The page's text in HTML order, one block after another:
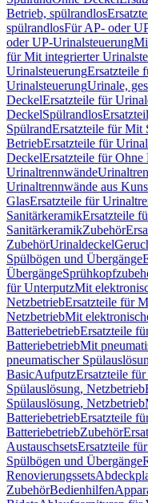
Betrieb, spülrandlos
spülrandlosFür AP- oder
oder UP-Urinalsteuerung
für Mit integrierter
UrinalsteuerungErsatzteile
UrinalsteuerungUrinale,
DeckelErsatzteile für
DeckelSpülrandlos
SpülrandErsatzteile für Mit
BetriebErsatzteile für
DeckelErsatzteile für Ohne
Urinaltrennwände
Urinaltrennwände aus
GlasErsatzteile für
SanitärkeramikErsatzteile
SanitärkeramikZubehör
ZubehörUrinaldeckel
Spülbögen und Übergänge
Übergänge
für UnterputzMit
NetzbetriebErsatzteile für
NetzbetriebMit
BatteriebetriebErsatzteile
BatteriebetriebMit
pneumatischer
BasicAufputzErsatzteile
Spülauslösung, Netzbetrieb
Spülauslösung, Netzbetrieb
BatteriebetriebErsatzteile
BatteriebetriebZubehör
AustauschsetsErsatzteile
Spülbögen und Übergänge
Renovierungssets
ZubehörBedienhilfen